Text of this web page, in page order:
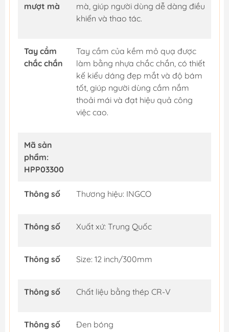
mượt mà
mà, giúp người dùng dễ dàng điều
khiển và thao tác.
Tay cầm
chắc chắn
Tay cầm của kềm mỏ quạ được
làm bằng nhựa chắc chắn, có thiết
kế kiểu dáng đẹp mắt và độ bám
tốt, giúp người dùng cầm nắm
thoải mái và đạt hiệu quả công
việc cao.
Mã sản
phẩm:
HPP03300
Thông số Thương hiệu: INGCO
Thông số Xuất xứ: Trung Quốc
Thông số Size: 12 inch/300mm
Thông số Chất liệu bằng thép CR-V
Thông số Đen bóng